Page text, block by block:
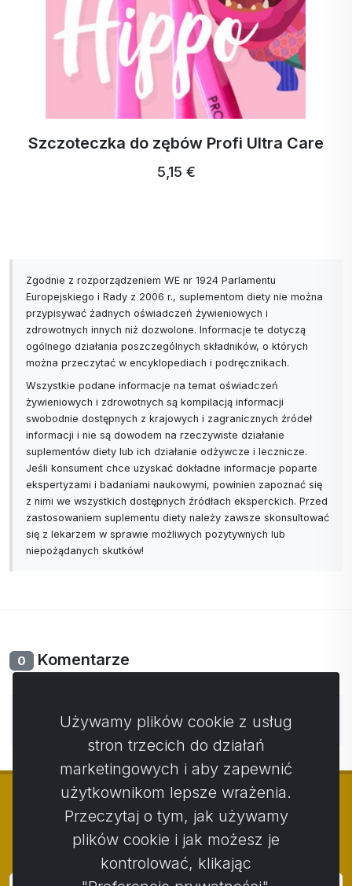
ActivStrips Paski do prania na 32
17,99 € …
Zgodnie z rozporządzeniem WE nr 1924 Parlamentu
Europejskiego i Rady z 2006 r., suplementom diety nie można
przypisywać żadnych oświadczeń żywieniowych i
zdrowotnych innych niż dozwolone. Informacje te dotyczą
ogólnego działania poszczególnych składników, o których
można przeczytać w encyklopediach i podręcznikach.
Wszystkie podane informacje na temat oświadczeń
żywieniowych i zdrowotnych są kompilacją informacji
swobodnie dostępnych z krajowych i zagranicznych źródeł
informacji i nie są dowodem na rzeczywiste działanie
suplementów diety lub ich działanie odżywcze i lecznicze.
Jeśli konsument chce uzyskać dokładne informacje poparte
ekspertyzami i badaniami naukowymi, powinien zapoznać się
z nimi we wszystkich dostępnych źródłach eksperckich. Przed
zastosowaniem suplementu diety należy zawsze skonsultować
się z lekarzem w sprawie możliwych pozytywnych lub
niepożądanych skutków!
0 Komentarze
Nie ma jeszcze komentarzy. Bądź pierwszy ze swoim
komentarzem.
© Copyright 2014 - 2026 Activstar
Używamy plików cookie z usług
stron trzecich do działań
marketingowych i aby zapewnić
użytkownikom lepsze wrażenia.
Przeczytaj o tym, jak używamy
plików cookie i jak możesz je
kontrolować, klikając